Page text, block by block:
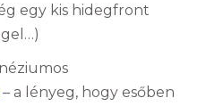
egy kis hidegfront
– a lényeg, hogy esőben